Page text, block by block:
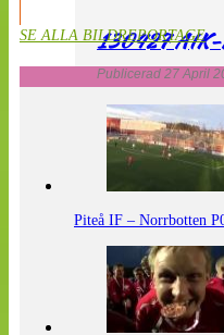
130427 AIK-
Publicerad 27 April
SE ALLA BILDREPORTAGE
Piteå IF – Norrbotten